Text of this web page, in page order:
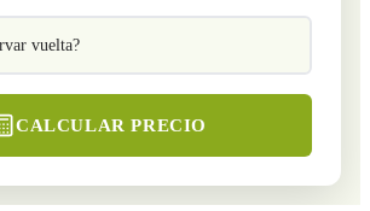
vuelta?
CALCULAR PRECIO